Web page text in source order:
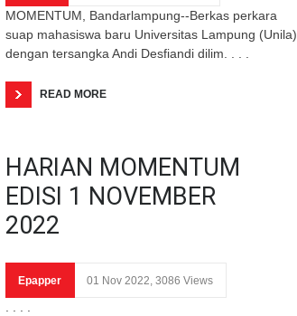
MOMENTUM, Bandarlampung--Berkas perkara
suap mahasiswa baru Universitas Lampung (Unila)
dengan tersangka Andi Desfiandi dilim. . . .
READ MORE
HARIAN MOMENTUM
EDISI 1 NOVEMBER
2022
Epapper 01 Nov 2022, 3086 Views